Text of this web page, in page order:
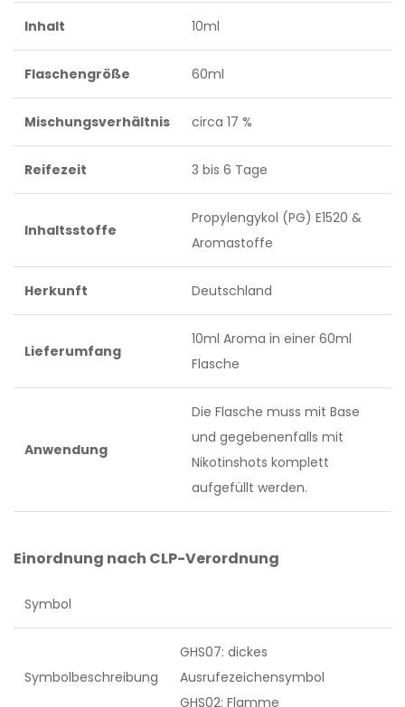
Inhalt 10ml
Flaschengröße 60ml
Mischungsverhältnis circa 17 %
Reifezeit 3 bis 6 Tage
Inhaltsstoffe
Propylengykol (PG) E1520 &
Aromastoffe
Herkunft Deutschland
Lieferumfang
10ml Aroma in einer 60ml
Flasche
Anwendung
Die Flasche muss mit Base
und gegebenenfalls mit
Nikotinshots komplett
aufgefüllt werden.
Einordnung nach CLP-Verordnung
Symbol
Symbolbeschreibung
GHS07: dickes
Ausrufezeichensymbol
GHS02: Flamme